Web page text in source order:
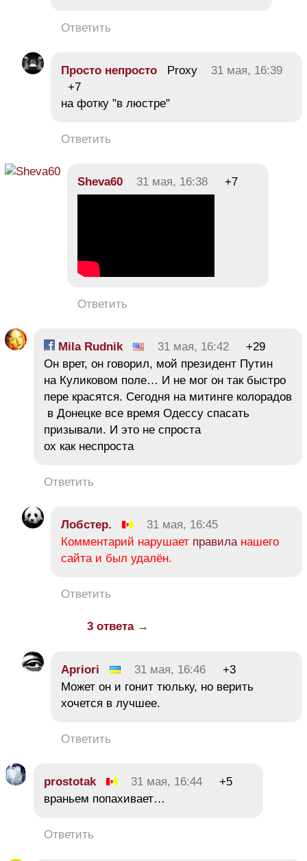
Ответить
Просто непросто Proxy
31 мая, 16:39
+7
на фотку "в люстре"
Ответить
Sheva60 31 мая, 16:38 +7
Ответить
Mila Rudnik 31 мая, 16:42
+29
Он врет, он говорил, мой президент Путин
на Куликовом поле… И не мог он так быстро
пере красятся. Сегодня на митинге колорадов
в Донецке все время Одессу спасать
призывали. И это не спроста
ох как неспроста
Ответить
Лобстер.
31 мая, 16:45
Комментарий нарушает правиланашего
сайта и был удалён.
Ответить
3 ответа →
Apriori 31 мая, 16:46
+3
Может он и гонит тюльку, но верить
хочется в лучшее.
Ответить
prostotak 31 мая, 16:44
+5
враньем попахивает…
Ответить